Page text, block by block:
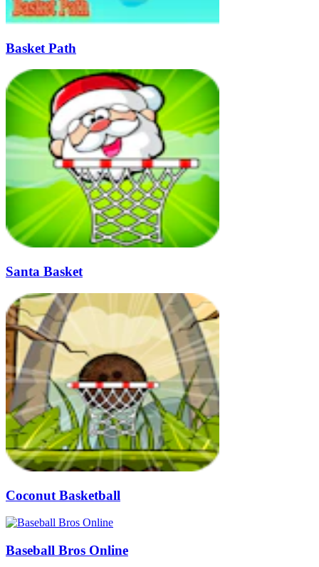
Basket Path
Santa Basket
Coconut Basketball
Baseball Bros Online